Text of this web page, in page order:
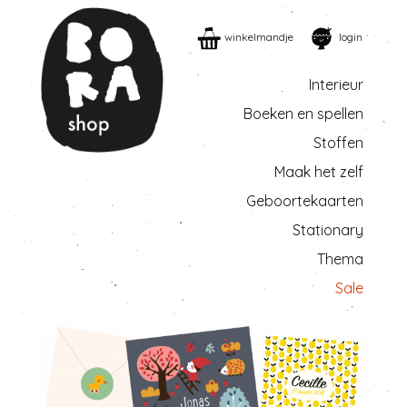
winkelmandje login
Interieur
Boeken en spellen
Stoffen
Maak het zelf
Geboortekaarten
Stationary
Thema
Sale